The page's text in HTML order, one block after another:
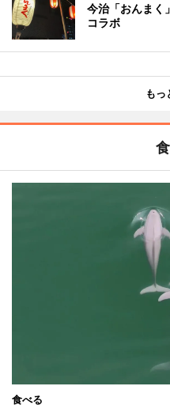
今治「おんま
コラボ
もっ
食べる